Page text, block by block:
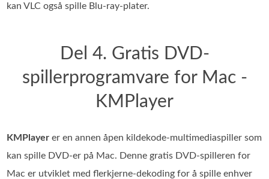
kan VLC også spille Blu‑ray‑plater.
Del 4. Gratis DVD-
spillerprogramvare for Mac -
KMPlayer
KMPlayer er en annen åpen kildekode‑multimediaspiller som
kan spille DVD‑er på Mac. Denne gratis DVD‑spilleren for
Mac er utviklet med flerkjerne‑dekoding for å spille enhver